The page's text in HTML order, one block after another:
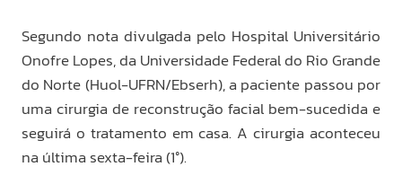
Segundo nota divulgada pelo Hospital Universitário
Onofre Lopes, da Universidade Federal do Rio Grande
do Norte (Huol-UFRN/Ebserh), a paciente passou por
uma cirurgia de reconstrução facial bem-sucedida e
seguirá o tratamento em casa. A cirurgia aconteceu
na última sexta-feira (1°).